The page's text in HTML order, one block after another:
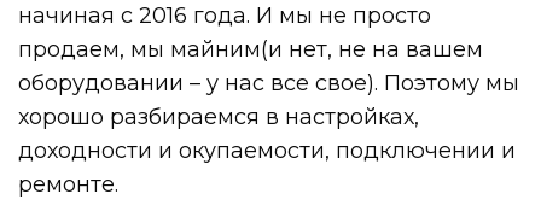
начиная с 2016 года. И мы не просто
продаем, мы майним(и нет, не на вашем
оборудовании – у нас все свое). Поэтому мы
хорошо разбираемся в настройках,
доходности и окупаемости, подключении и
ремонте.